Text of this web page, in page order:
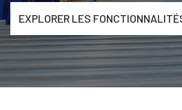
EXPLORER LES